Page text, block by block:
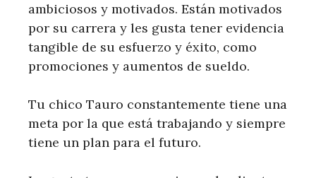
ambiciosos y motivados. Están motivados
por su carrera y les gusta tener evidencia
tangible de su esfuerzo y éxito, como
promociones y aumentos de sueldo.
Tu chico Tauro constantemente tiene una
meta por la que está trabajando y siempre
tiene un plan para el futuro.